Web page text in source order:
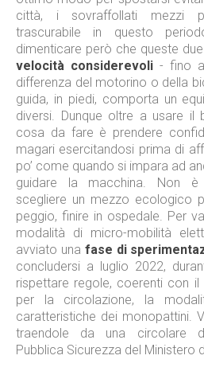
città, i sovraffollati mezzi
trascurabile in questo
dimenticare però che queste
velocità considerevoli - fino
differenza del motorino o della
guida, in piedi, comporta un
diversi. Dunque oltre a usare il
cosa da fare è prendere
magari esercitandosi prima di
po’ come quando si impara ad
guidare la macchina. Non è
scegliere un mezzo ecologico
peggio, finire in ospedale. Per
modalità di micro-mobilità
avviato una fase di
concludersi a luglio 2022,
rispettare regole, coerenti con il
per la circolazione, la
caratteristiche dei monopattini.
traendole da una circolare
Pubblica Sicurezza del Ministero